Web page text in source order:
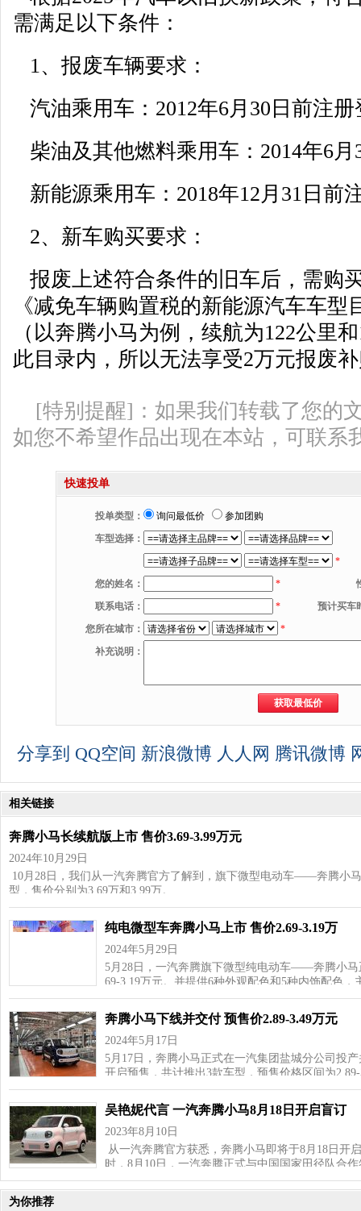
需满足以下条件：
1、报废车辆要求：
汽油乘用车：2012年6月30日前注册
柴油及其他燃料乘用车：2014年6
新能源乘用车：2018年12月31日前
2、新车购买要求：
报废上述符合条件的旧车后，需购
《减免车辆购置税的新能源汽车车
（以奔腾小马为例，续航为122公里
此目录内，所以无法享受2万元报废
[特别提醒]：如果我们转载了您的
如您不希望作品出现在本站，可联系
快速投单
投单类型： 询问最低价
参加团购
车型选择：
*
您的姓名：
*
联系电话：
*
预计买车
您所在城市：
*
补充说明：
分享到 QQ空间 新浪微博 人人网 腾讯微博
相关链接
奔腾小马长续航版上市 售价3.69-3.99万元
2024年10月29日
10月28日，我们从一汽奔腾官方了解到，旗下微型电动车——奔腾小
型，售价分别为3.69万和3.99万。…
纯电微型车奔腾小马上市 售价2.69-3.19万
2024年5月29日
5月28日，一汽奔腾旗下微型纯电动车——奔腾小
69-3.19万元。并提供6种外观配色和5种内饰配色
奔腾小马下线并交付 预售价2.89-3.49万元
2024年5月17日
5月17日，奔腾小马正式在一汽集团盐城分公司投
开启预售，共计推出3款车型，预售价格区间为
吴艳妮代言 一汽奔腾小马8月18日开启盲订
2023年8月10日
从一汽奔腾官方获悉，奔腾小马即将于8月18日开
时，8月10日，一汽奔腾正式与中国国家田径队合
为你推荐